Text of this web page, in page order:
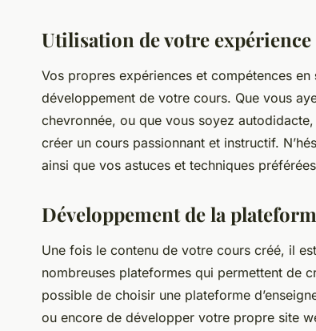
Utilisation de votre expérience
Vos propres expériences et compétences en
développement de votre cours. Que vous
chevronnée, ou que vous soyez
créer un cours passionnant et instructif.
ainsi que vos astuces et techniques
Développement de la
Une fois le contenu de votre cours créé, il
nombreuses plateformes qui permettent de
possible de choisir une plateforme
ou encore de développer votre propre site